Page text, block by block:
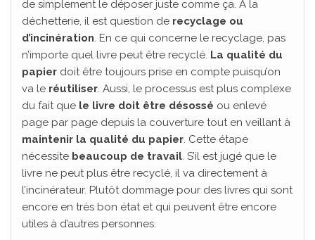
de simplement le déposer juste comme ça. A la
déchetterie, il est question de recyclage ou
d’incinération. En ce qui concerne le recyclage, pas
n’importe quel livre peut être recyclé. La qualité du
papier doit être toujours prise en compte puisqu’on
va le réutiliser. Aussi, le processus est plus complexe
du fait que le livre doit être désossé ou enlevé
page par page depuis la couverture tout en veillant à
maintenir la qualité du papier. Cette étape
nécessite beaucoup de travail. S’il est jugé que le
livre ne peut plus être recyclé, il va directement à
l’incinérateur. Plutôt dommage pour des livres qui sont
encore en très bon état et qui peuvent être encore
utiles à d’autres personnes.